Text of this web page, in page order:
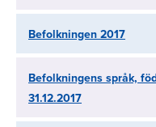
Befolkningen 2017
Befolkningens språk,
31.12.2017